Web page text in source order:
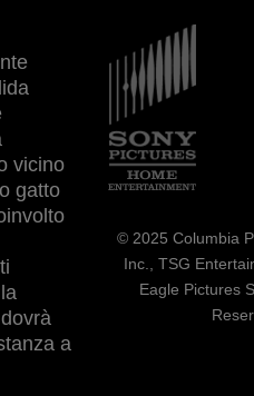
vicino
gatto
a
Immagine
© 2025 Columbia
Inc., TSG
Eagle Pictures